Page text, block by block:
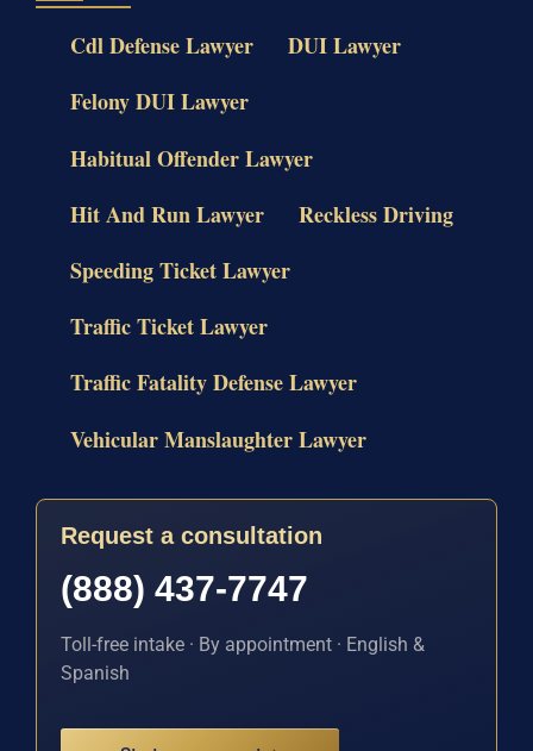
Cdl Defense Lawyer
DUI Lawyer
Felony DUI Lawyer
Habitual Offender Lawyer
Hit And Run Lawyer
Reckless Driving
Speeding Ticket Lawyer
Traffic Ticket Lawyer
Traffic Fatality Defense Lawyer
Vehicular Manslaughter Lawyer
Request a consultation
(888) 437-7747
Toll-free intake · By appointment · English &
Spanish